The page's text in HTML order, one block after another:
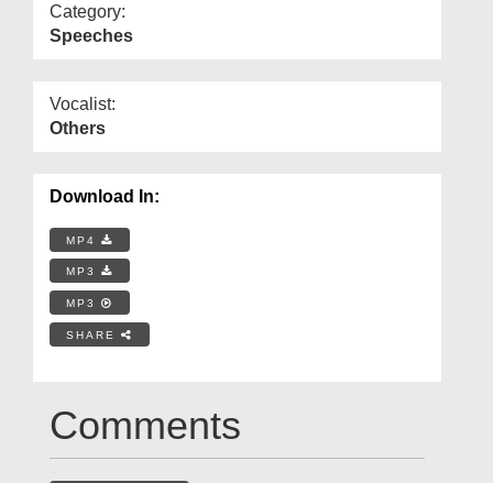
Category:
Speeches
Vocalist:
Others
Download In:
MP4
MP3
MP3
SHARE
Comments